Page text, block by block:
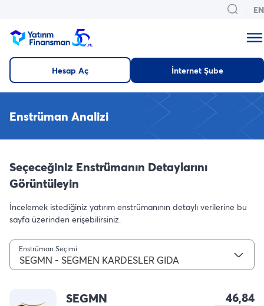
EN
Hesap Aç İnternet Şube
Enstrüman Analizi
Seçeceğiniz Enstrümanın Detaylarını
Görüntüleyin
İncelemek istediğiniz yatırım enstrümanının detaylı verilerine bu
sayfa üzerinden erişebilirsiniz.
Enstrüman Seçimi
SEGMN - SEGMEN KARDESLER GIDA
SEGMN 46,84